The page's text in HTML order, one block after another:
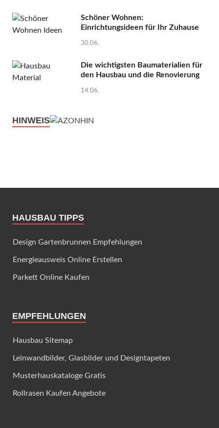
Schöner Wohnen:
Einrichtungsideen für Ihr Zuhause
30.06.
Die wichtigsten Baumaterialien für
den Hausbau und die Renovierung
14.06.
HINWEIS
HAUSBAU TIPPS
Design Gartenbrunnen Empfehlungen
Energieausweis Online Erstellen
Parkett Online Kaufen
EMPFEHLUNGEN
Hausbau Sitemap
Leinwandbilder, Glasbilder und Designtapeten
Musterhauskataloge Gratis
Rollrasen Kaufen Angebote